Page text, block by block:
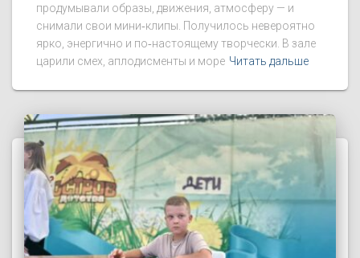
продумывали образы, движения, атмосферу — и
снимали свои мини‑клипы. Получилось невероятно
ярко, энергично и по‑настоящему творчески. В зале
царили смех, аплодисменты и море Читать дальше